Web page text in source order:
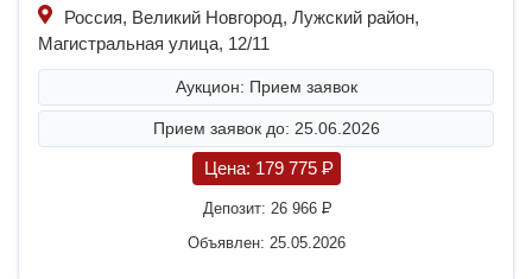
Россия, Великий Новгород, Лужский район,
Магистральная улица, 12/11
Аукцион: Прием заявок
Прием заявок до: 25.06.2026
Цена: 179 775 P
Депозит: 26 966P
Объявлен: 25.05.2026